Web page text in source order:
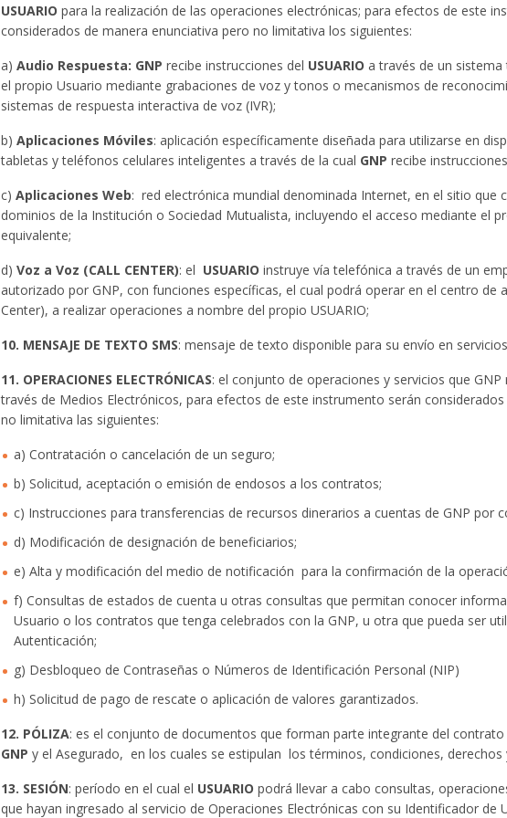
USUARIO para la realización de las operaciones electrónicas; para efectos de este
considerados de manera enunciativa pero no limitativa los siguientes:
a) Audio Respuesta: GNP recibe instrucciones del USUARIO a través de un
el propio Usuario mediante grabaciones de voz y tonos o mecanismos de
sistemas de respuesta interactiva de voz (IVR);
b) Aplicaciones Móviles: aplicación específicamente diseñada para utilizarse en
tabletas y teléfonos celulares inteligentes a través de la cual GNP recibe
c) Aplicaciones Web: red electrónica mundial denominada Internet, en el sitio que
dominios de la Institución o Sociedad Mutualista, incluyendo el acceso mediante el
equivalente;
d) Voz a Voz (CALL CENTER): el USUARIO instruye vía telefónica a través de un
autorizado por GNP, con funciones específicas, el cual podrá operar en el centro de
Center), a realizar operaciones a nombre del propio USUARIO;
10. MENSAJE DE TEXTO SMS: mensaje de texto disponible para su envío en
11. OPERACIONES ELECTRÓNICAS: el conjunto de operaciones y servicios que GNP
través de Medios Electrónicos, para efectos de este instrumento serán
no limitativa las siguientes:
a) Contratación o cancelación de un seguro;
b) Solicitud, aceptación o emisión de endosos a los contratos;
c) Instrucciones para transferencias de recursos dinerarios a cuentas de GNP por
d) Modificación de designación de beneficiarios;
e) Alta y modificación del medio de notificación para la confirmación de la
f) Consultas de estados de cuenta u otras consultas que permitan conocer
Usuario o los contratos que tenga celebrados con la GNP, u otra que pueda ser
Autenticación;
g) Desbloqueo de Contraseñas o Números de Identificación Personal (NIP)
h) Solicitud de pago de rescate o aplicación de valores garantizados.
12. PÓLIZA: es el conjunto de documentos que forman parte integrante del
GNP y el Asegurado, en los cuales se estipulan los términos, condiciones, derechos
13. SESIÓN: período en el cual el USUARIO podrá llevar a cabo consultas,
que hayan ingresado al servicio de Operaciones Electrónicas con su Identificador de